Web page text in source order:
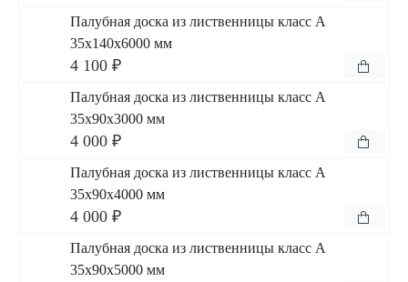
Палубная доска из лиственницы класс А
35x140x6000 мм
4 100 ₽
Палубная доска из лиственницы класс А
35x90x3000 мм
4 000 ₽
Палубная доска из лиственницы класс А
35x90x4000 мм
4 000 ₽
Палубная доска из лиственницы класс А
35x90x5000 мм